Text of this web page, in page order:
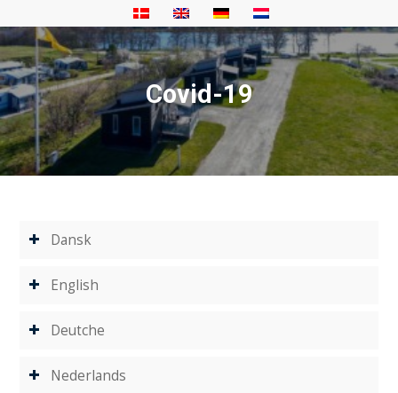
Covid-19
Dansk
English
Deutche
Nederlands